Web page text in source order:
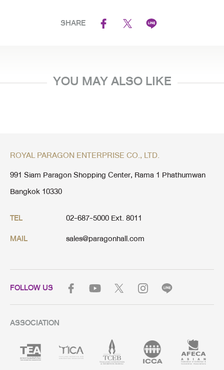
SHARE
YOU MAY ALSO LIKE
ROYAL PARAGON ENTERPRISE CO., LTD.
991 Siam Paragon Shopping Center, Rama 1 Phathumwan
Bangkok 10330
TEL 02-687-5000 Ext. 8011
MAIL sales@paragonhall.com
FOLLOW US
ASSOCIATION